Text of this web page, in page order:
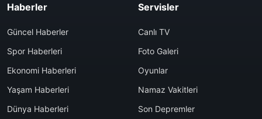
Haberler
Güncel Haberler
Spor Haberleri
Ekonomi Haberleri
Yaşam Haberleri
Dünya Haberleri
Servisler
Canlı TV
Foto Galeri
Oyunlar
Namaz Vakitleri
Son Depremler